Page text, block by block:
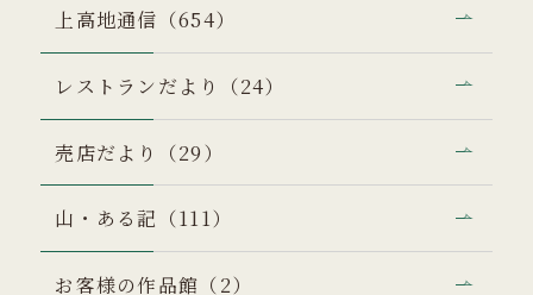
上高地通信（654）
レストランだより（24）
売店だより（29）
山・ある記（111）
お客様の作品館（2）